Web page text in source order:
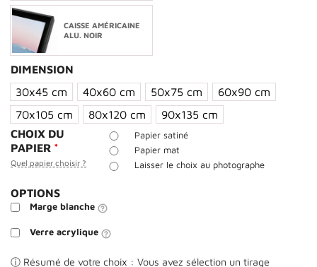
CAISSE AMÉRICAINE
ALU. NOIR
DIMENSION
30x45 cm
40x60 cm 50x75 cm
60x90 cm
70x105 cm
80x120 cm
90x135 cm
CHOIX DU
PAPIER *
Quel papier choisir ?
Papier satiné
Papier mat
Laisser le choix au photographe
OPTIONS
Marge blanche
Verre acrylique
ⓘ Résumé de votre choix : Vous avez sélection un tirage